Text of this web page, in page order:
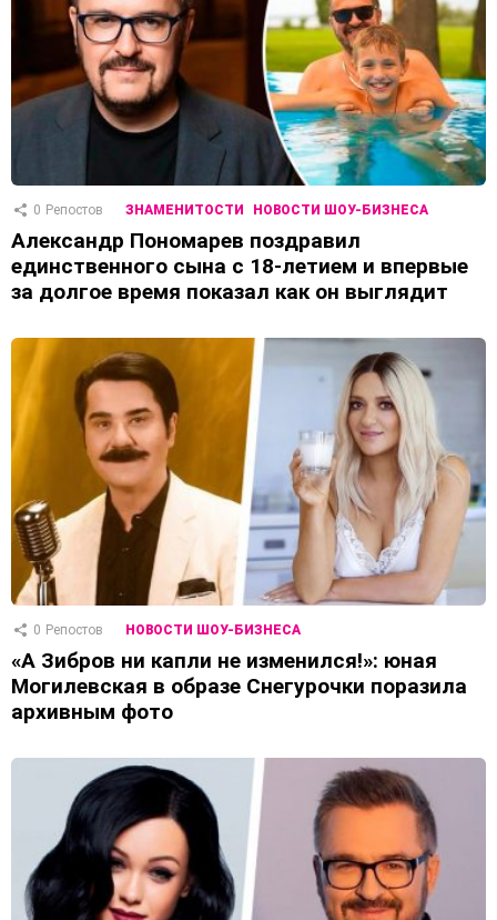
0 Репостов ЗНАМЕНИТОСТИ НОВОСТИ ШОУ-БИЗНЕСА
Александр Пономарев поздравил
единственного сына с 18-летием и впервые
за долгое время показал как он выглядит
0 Репостов НОВОСТИ ШОУ-БИЗНЕСА
«А Зибров ни капли не изменился!»: юная
Могилевская в образе Снегурочки поразила
архивным фото